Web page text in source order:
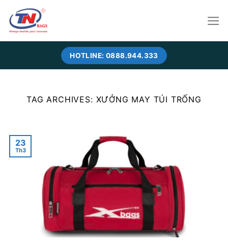
content
HOTLINE: 0888.944.333
TAG ARCHIVES: XƯỞNG MAY TÚI TRỐNG
23
Th3